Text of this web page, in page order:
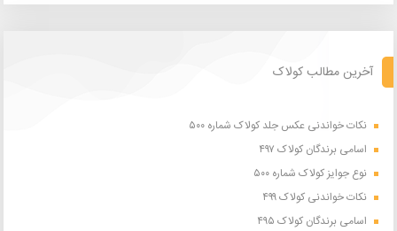
آخرین مطالب کولاک
نکات خواندنی عکس جلد کولاک شماره ۵۰۰
اسامی برندگان کولاک ۴۹۷
نوع جوایز کولاک شماره ۵۰۰
نکات خواندنی کولاک ۴۹۹
اسامی برندگان کولاک ۴۹۵